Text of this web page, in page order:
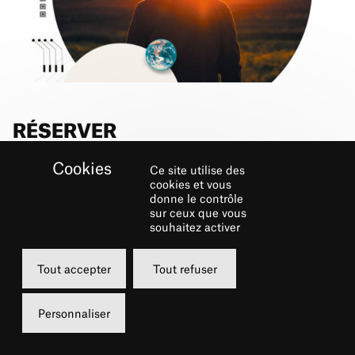
RÉSERVER
16 décembre 2021
Grande Salle
Gratuit
Ce site utilise des
cookies et vous
donne le contrôle
sur ceux que vous
souhaitez activer
Tout accepter Tout refuser
Personnaliser